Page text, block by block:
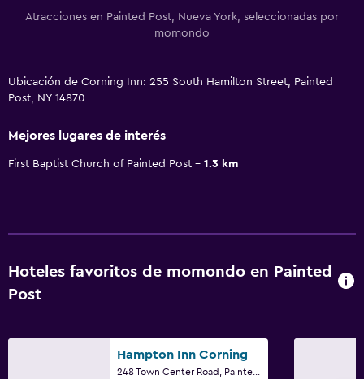
Atracciones en Painted Post, Nueva York, seleccionadas por
momondo
Ubicación de Corning Inn: 255 South Hamilton Street, Painted
Post, NY 14870
Mejores lugares de interés
First Baptist Church of Painted Post 1.3 km
Hoteles favoritos de momondo en Painted
Post
Hampton Inn Corning